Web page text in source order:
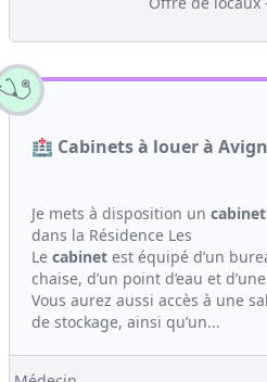
🏥 Cabinets à louer à
Je mets à disposition un cabinet
dans la Résidence Les
Le cabinet est équipé d’un
chaise, d’un point d’eau et d’une
Vous aurez aussi accès à une
de stockage, ainsi qu’un...